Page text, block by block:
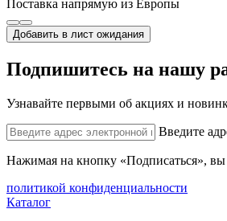
Поставка напрямую из Европы
Добавить в лист ожидания
Подпишитесь на нашу
Узнавайте первыми об акциях и
Введите
Нажимая на кнопку «Подписаться», вы
политикой конфиденциальности
Каталог